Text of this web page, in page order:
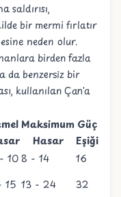
saldırısı,
bir mermi fırlatır
neden olur.
birden fazla
da benzersiz bir
kullanılan Çan'a
Maksimum
Hasar
Güç
Eşiği
108 - 14
16
15 13 - 24
32